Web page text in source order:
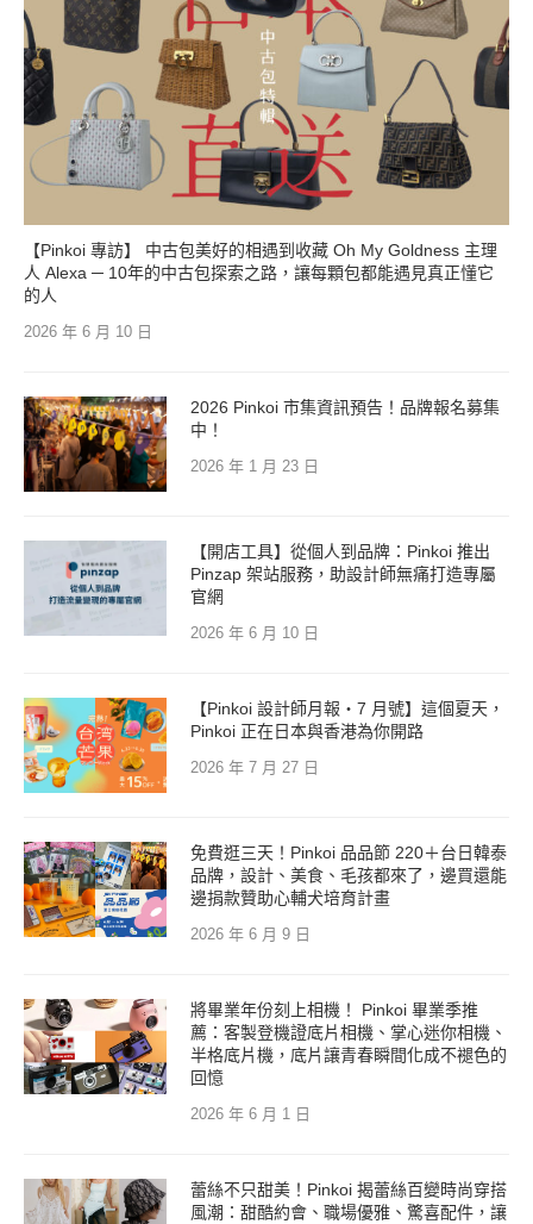
【Pinkoi 專訪】 中古包美好的相遇到收藏 Oh My Goldness 主理
人 Alexa ─ 10年的中古包探索之路，讓每顆包都能遇見真正懂它
的人
2026 年 6 月 10 日
2026 Pinkoi 市集資訊預告！品牌報名募集
中！
2026 年 1 月 23 日
【開店工具】從個人到品牌：Pinkoi 推出
Pinzap 架站服務，助設計師無痛打造專屬
官網
2026 年 6 月 10 日
【Pinkoi 設計師月報・7 月號】這個夏天，
Pinkoi 正在日本與香港為你開路
2026 年 7 月 27 日
免費逛三天！Pinkoi 品品節 220＋台日韓泰
品牌，設計、美食、毛孩都來了，邊買還能
邊捐款贊助心輔犬培育計畫
2026 年 6 月 9 日
將畢業年份刻上相機！ Pinkoi 畢業季推
薦：客製登機證底片相機、掌心迷你相機、
半格底片機，底片讓青春瞬間化成不褪色的
回憶
2026 年 6 月 1 日
蕾絲不只甜美！Pinkoi 揭蕾絲百變時尚穿搭
風潮：甜酷約會、職場優雅、驚喜配件，讓